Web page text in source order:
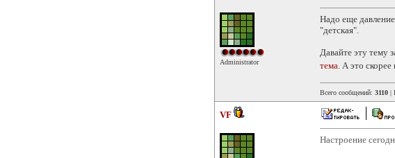
Administrator
Надо еще
"детская".
Давайте эту тему
тема. А это
Всего сообщений: 3110 |
VF
Настроение